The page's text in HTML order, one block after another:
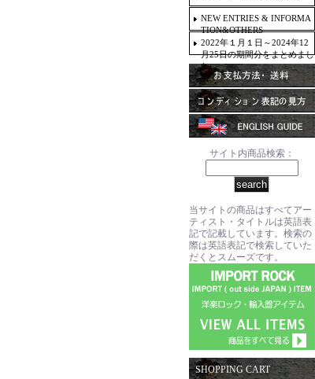
NEW ENTRIES & INFORMA
TION&OTHERS
2022年１月１日～2024年12
月25日の期間分をまとめまし
た。
サイト内商品検索：
当サイトの商品はすべてアー
ティスト・タイトルは英語表
記で記載しています。検索の
際は英語表記で検索していた
だくとスムーズです。
SHOPPING CART